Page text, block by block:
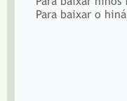
Para baixar o